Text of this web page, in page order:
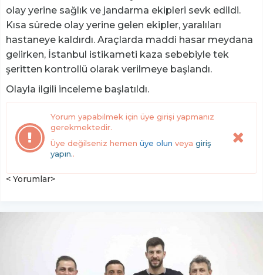
olay yerine sağlık ve jandarma ekipleri sevk edildi.
Kısa sürede olay yerine gelen ekipler, yaralıları
hastaneye kaldırdı. Araçlarda maddi hasar meydana
gelirken, İstanbul istikameti kaza sebebiyle tek
şeritten kontrollü olarak verilmeye başlandı.
Olayla ilgili inceleme başlatıldı.
Yorum yapabilmek için üye girişi yapmanız
gerekmektedir.
Üye değilseniz hemen üye olun veya giriş
yapın..
< Yorumlar>